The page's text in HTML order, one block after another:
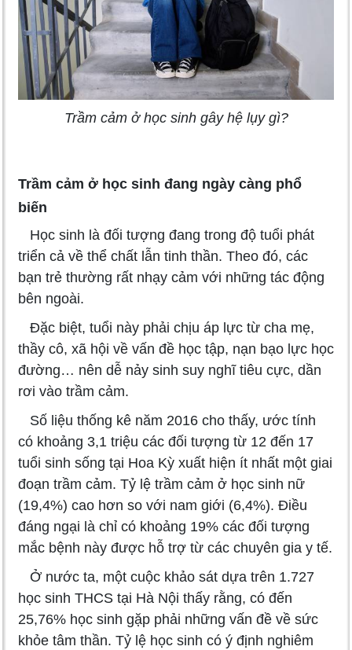
Trầm cảm ở học sinh gây hệ lụy gì?
Trầm cảm ở học sinh đang ngày càng phổ
biến
Học sinh là đối tượng đang trong độ tuổi phát
triển cả về thể chất lẫn tinh thần. Theo đó, các
bạn trẻ thường rất nhạy cảm với những tác động
bên ngoài.
Đặc biệt, tuổi này phải chịu áp lực từ cha mẹ,
thầy cô, xã hội về vấn đề học tập, nạn bạo lực học
đường… nên dễ nảy sinh suy nghĩ tiêu cực, dần
rơi vào trầm cảm.
Số liệu thống kê năm 2016 cho thấy, ước tính
có khoảng 3,1 triệu các đối tượng từ 12 đến 17
tuổi sinh sống tại Hoa Kỳ xuất hiện ít nhất một giai
đoạn trầm cảm. Tỷ lệ trầm cảm ở học sinh nữ
(19,4%) cao hơn so với nam giới (6,4%). Điều
đáng ngại là chỉ có khoảng 19% các đối tượng
mắc bệnh này được hỗ trợ từ các chuyên gia y tế.
Ở nước ta, một cuộc khảo sát dựa trên 1.727
học sinh THCS tại Hà Nội thấy rằng, có đến
25,76% học sinh gặp phải những vấn đề về sức
khỏe tâm thần. Tỷ lệ học sinh có ý định nghiêm